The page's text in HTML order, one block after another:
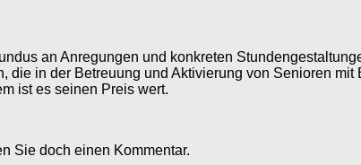
an Anregungen und konkreten
in der Betreuung und Aktivierung von Senioren
ist es seinen Preis wert.
Sie doch einen Kommentar.